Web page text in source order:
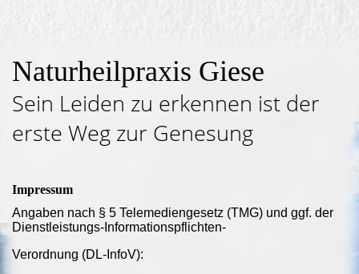
Naturheilpraxis Giese
Sein Leiden zu erkennen ist der
erste Weg zur Genesung
Impressum
Angaben nach § 5 Telemediengesetz (TMG) und ggf. der
Dienstleistungs-Informationspflichten-
Verordnung (DL-InfoV):